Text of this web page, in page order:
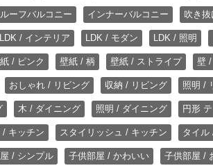
ルーフバルコニー インナーバルコニー 吹き
LDK / インテリア LDK / モダン LDK / 照明
/ ピンク 壁紙 / 柄 壁紙 / ストライプ 壁
おしゃれ / リビング 収納 / リビング 照明 /
木 / ダイニング 照明 / ダイニング 円形
/ キッチン スタイリッシュ / キッチン タイル
/ シンプル 子供部屋 / かわいい 子供部屋 /